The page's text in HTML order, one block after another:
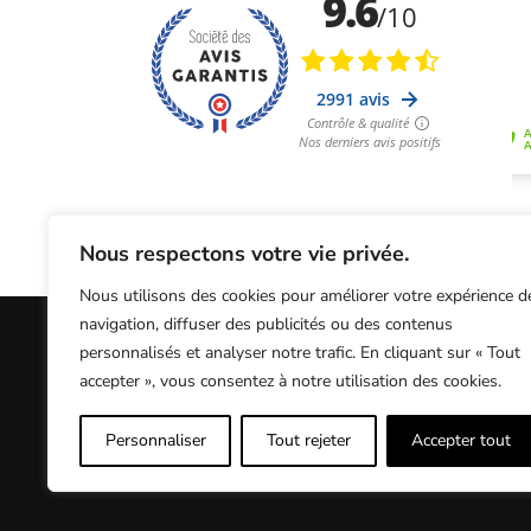
Nous respectons votre vie privée.
Nous utilisons des cookies pour améliorer votre expérience
navigation, diffuser des publicités ou des contenus
personnalisés et analyser notre trafic. En cliquant sur « Tout
accepter », vous consentez à notre utilisation des cookies.
Personnaliser Tout rejeter Accepter tout
Informations Légales Conditions